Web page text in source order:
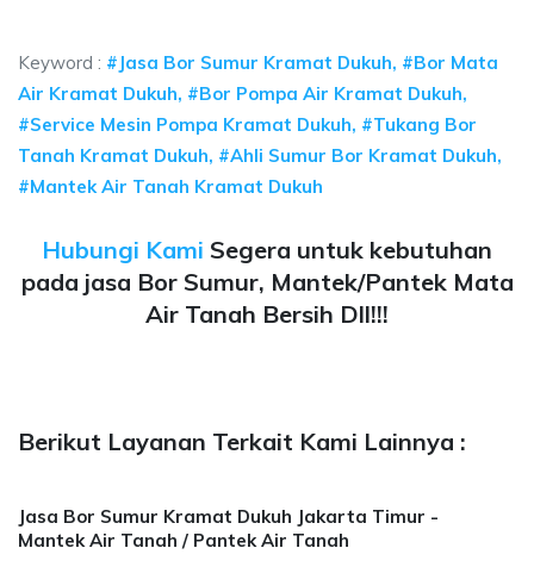
Keyword : #Jasa Bor Sumur Kramat Dukuh, #Bor Mata
Air Kramat Dukuh, #Bor Pompa Air Kramat Dukuh,
#Service Mesin Pompa Kramat Dukuh, #Tukang Bor
Tanah Kramat Dukuh, #Ahli Sumur Bor Kramat Dukuh,
#Mantek Air Tanah Kramat Dukuh
Hubungi Kami Segera untuk kebutuhan
pada jasa Bor Sumur, Mantek/Pantek Mata
Air Tanah Bersih Dll!!!
Berikut Layanan Terkait Kami Lainnya :
Jasa Bor Sumur Kramat Dukuh Jakarta Timur -
Mantek Air Tanah / Pantek Air Tanah